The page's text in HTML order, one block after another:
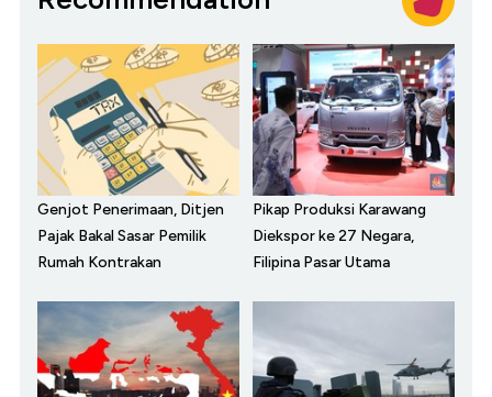
Genjot Penerimaan, Ditjen
Pajak Bakal Sasar Pemilik
Rumah Kontrakan
Pikap Produksi Karawang
Diekspor ke 27 Negara,
Filipina Pasar Utama